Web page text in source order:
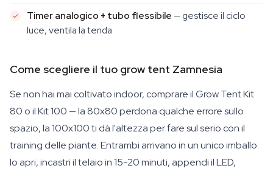
Timer analogico + tubo flessibile — gestisce il ciclo
luce, ventila la tenda
Come scegliere il tuo grow tent Zamnesia
Se non hai mai coltivato indoor, comprare il Grow Tent Kit
80 o il Kit 100 — la 80x80 perdona qualche errore sullo
spazio, la 100x100 ti dà l'altezza per fare sul serio con il
training delle piante. Entrambi arrivano in un unico imballo:
lo apri, incastri il telaio in 15-20 minuti, appendi il LED,